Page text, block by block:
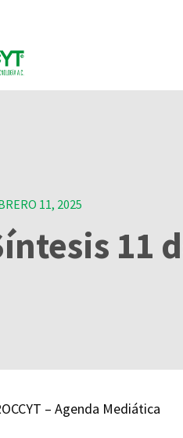
11, 2025
11
– Agenda Mediática